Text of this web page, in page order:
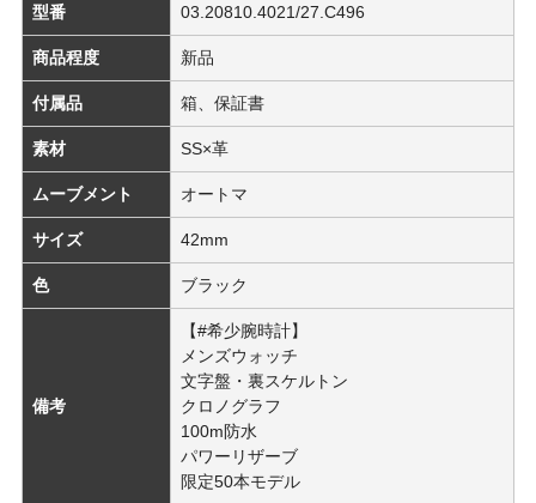
型番 03.20810.4021/27.C496
商品程度 新品
付属品 箱、保証書
素材 SS×革
ムーブメント オートマ
サイズ 42mm
色 ブラック
備考
【#希少腕時計】
メンズウォッチ
文字盤・裏スケルトン
クロノグラフ
100m防水
パワーリザーブ
限定50本モデル